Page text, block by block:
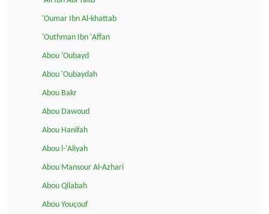
'Oumar Ibn Al-khattab
'Outhman Ibn 'Affan
Abou 'Oubayd
Abou 'Oubaydah
Abou Bakr
Abou Dawoud
Abou Hanifah
Abou l-'Aliyah
Abou Mansour Al-Azhari
Abou Qilabah
Abou Youçouf